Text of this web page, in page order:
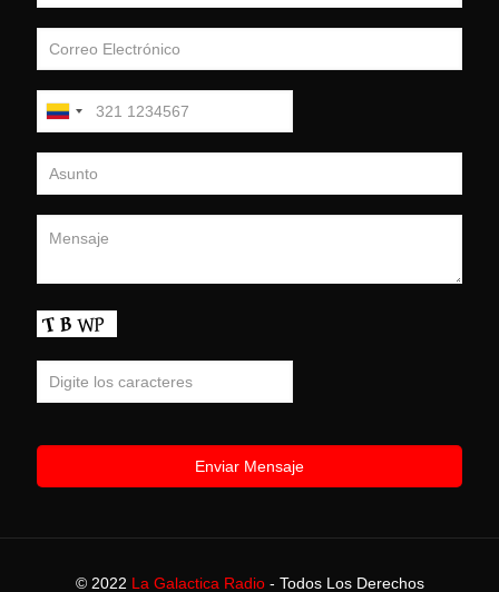
© 2022 La Galactica Radio- Todos Los Derechos